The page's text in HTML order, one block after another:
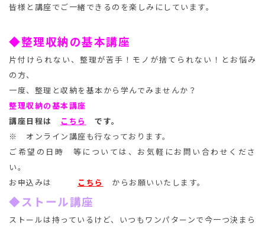
皆様と講座でご一緒できるのを楽しみにしています。
◆整理収納の基本講座
片付けられない、整理が苦手！モノが捨てられない！とお悩み
の方、
一度、整理と収納を基本から学んでみませんか？
整理収納の基本講座
講座日程は
こちら
です。
※ オンライン講座も行なっております。
ご希望の日時 等については、お気軽にお問い合わせくださ
い。
お申込みは
こちら からお願いいたします。
◆ストール講座
ストールは持っているけど、いつもワンパターンで今一つ決まら